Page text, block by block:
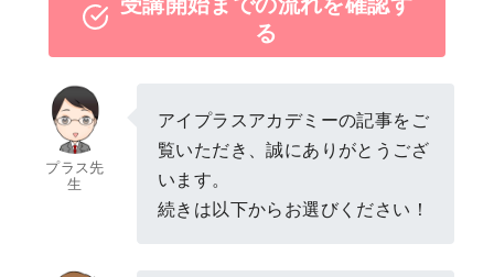
る
プラス先
生
アイプラスアカデミーの記事をご
覧いただき、誠にありがとうござ
います。
続きは以下からお選びください！